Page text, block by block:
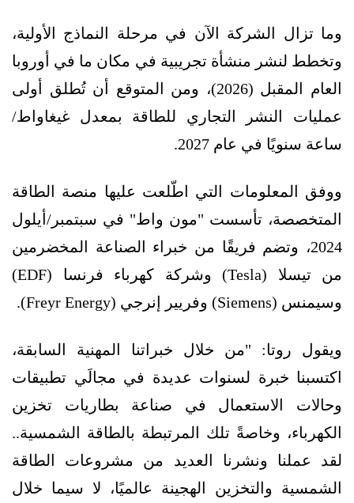
وما تزال الشركة الآن في مرحلة النماذج الأولية،
وتخطط لنشر منشأة تجريبية في مكان ما في أوروبا
العام المقبل (2026)، ومن المتوقع أن تُطلق أولى
عمليات النشر التجاري للطاقة بمعدل غيغاواط/
ساعة سنويًا في عام 2027.
ووفق المعلومات التي اطّلعت عليها منصة الطاقة
المتخصصة، تأسست "مون واط" في سبتمبر/أيلول
2024، وتضم فريقًا من خبراء الصناعة المخضرمين
من تيسلا (Tesla) وشركة كهرباء فرنسا (EDF)
وسيمنس (Siemens) وفريير إنرجي (Freyr Energy).
ويقول روتا: "من خلال خبراتنا المهنية السابقة،
اكتسبنا خبرة لسنوات عديدة في مجالَي تطبيقات
وحالات الاستعمال في صناعة بطاريات تخزين
الكهرباء، وخاصةً تلك المرتبطة بالطاقة الشمسية..
لقد عملنا ونشرنا العديد من مشروعات الطاقة
الشمسية والتخزين الهجينة عالميًا، لا سيما خلال